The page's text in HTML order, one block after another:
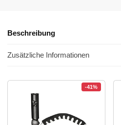
Beschreibung
Zusätzliche Informationen
-41%